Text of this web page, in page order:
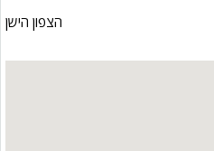
הצפון הישן